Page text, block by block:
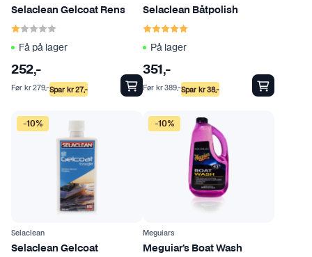
Selaclean Gelcoat Rens
Karakter:
Få på lager
252,-
Spar kr27,-
Før kr279,-
Selaclean Båtpolish
Karakter:
På lager
351 ,-
Spar kr38,-
Før kr389,-
-10%
Selaclean
Selaclean Gelcoat
-10%
Meguiars
Meguiar’s Boat Wash